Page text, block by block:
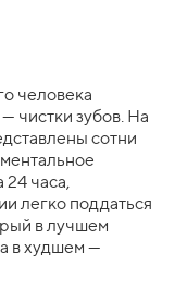
человека
чистки зубов. На
сотни
24 часа,
легко поддаться
в лучшем
в худшем —